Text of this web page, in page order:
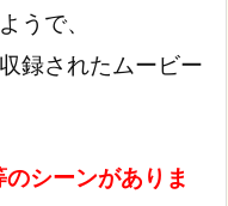
うで、
録されたムービー
シーンがありま